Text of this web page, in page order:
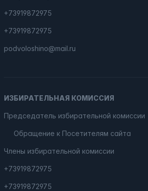
+73919872975
+73919872975
podvoloshino@mail.ru
ИЗБИРАТЕЛЬНАЯ КОМИССИЯ
Председатель избирательной комиссии
Обращение к Посетителям сайта
Члены избирательной комиссии
+73919872975
+73919872975